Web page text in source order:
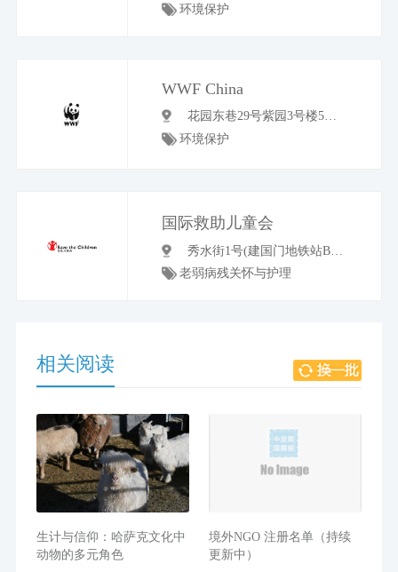
环境保护
WWF China
花园东巷29号紫园3号楼5层, 世界自然基金会(瑞士)北京代表处
环境保护
国际救助儿童会
秀水街1号(建国门地铁站B东北口步行290米), 建国门外外交公寓
老弱病残关怀与护理
相关阅读
生计与信仰：哈萨克文化中
动物的多元角色
境外NGO 注册名单（持续
更新中）